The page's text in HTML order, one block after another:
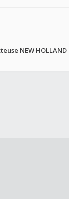
NEW HOLLAND